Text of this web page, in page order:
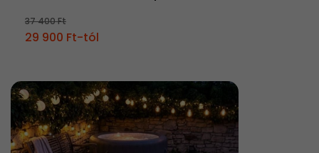
37 400 Ft
29 900 Ft-tól